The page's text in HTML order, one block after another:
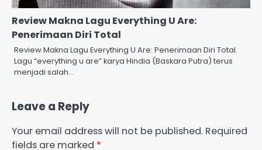
Review Makna Lagu Everything U Are:
Penerimaan Diri Total
Review Makna Lagu Everything U Are: Penerimaan Diri Total.
Lagu “everything u are” karya Hindia (Baskara Putra) terus
menjadi salah…
Leave a Reply
Your email address will not be published. Required
fields are marked *